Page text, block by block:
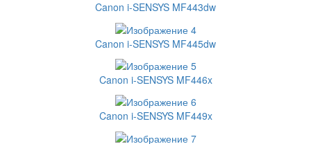
Canon i-SENSYS MF443dw
Canon i-SENSYS MF445dw
Canon i-SENSYS MF446x
Canon i-SENSYS MF449x